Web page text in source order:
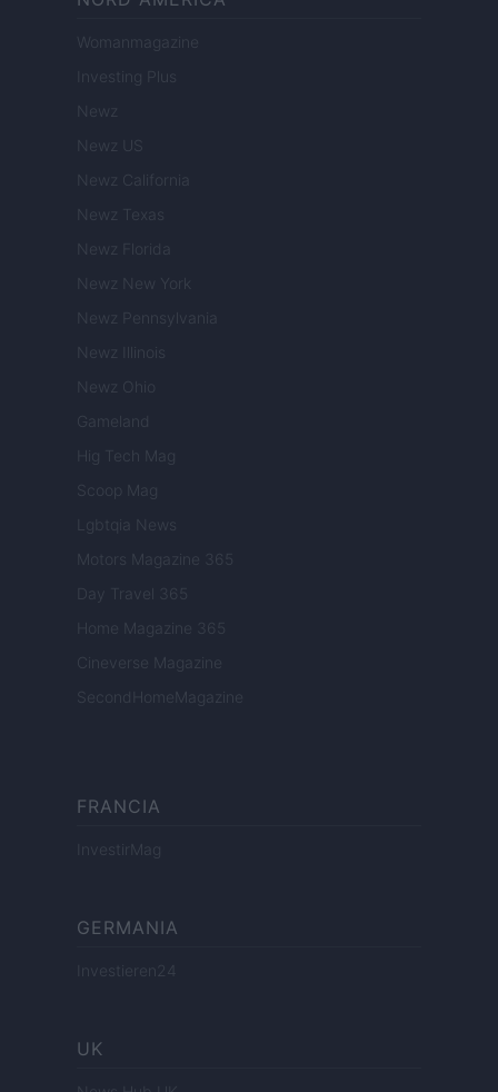
Womanmagazine
Investing Plus
Newz
Newz US
Newz California
Newz Texas
Newz Florida
Newz New York
Newz Pennsylvania
Newz Illinois
Newz Ohio
Gameland
Hig Tech Mag
Scoop Mag
Lgbtqia News
Motors Magazine 365
Day Travel 365
Home Magazine 365
Cineverse Magazine
SecondHomeMagazine
FRANCIA
InvestirMag
GERMANIA
Investieren24
UK